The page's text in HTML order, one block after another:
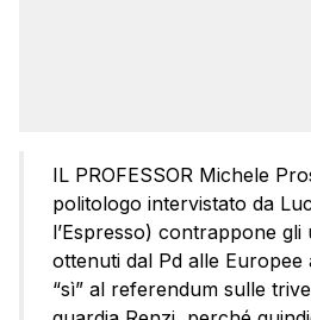
IL PROFESSOR Michele
politologo intervistato da
l’Espresso) contrappone gli
ottenuti dal Pd alle Europee
“sì” al referendum sulle